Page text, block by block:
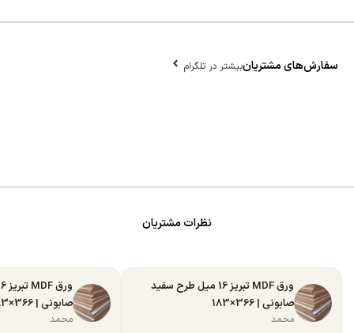
سفارش‌های مشتریانبیشتر در تلگرام
نظرات مشتریان
ورق MDF تبریز 16 میل طرح سفید
صابونی | 366×183
محمد
صابونی | 366×183
محمد